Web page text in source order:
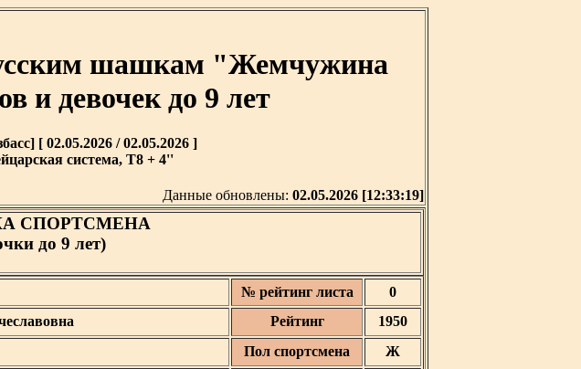
шашкам "Жемчужина
и девочек до 9 лет
[ 02.05.2026 / 02.05.2026 ]
система, T8 + 4''
Данные обновлены: 02.05.2026 [12:33:19]
СПОРТСМЕНА
до 9 лет)
№ рейтинг листа
0
Рейтинг
1950
Пол спортсмена
Ж